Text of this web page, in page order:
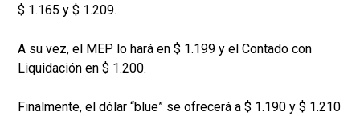
$ 1.165 y $ 1.209.
A su vez, el MEP lo hará en $ 1.199 y el Contado con
Liquidación en $ 1.200.
Finalmente, el dólar “blue” se ofrecerá a $ 1.190 y $ 1.210